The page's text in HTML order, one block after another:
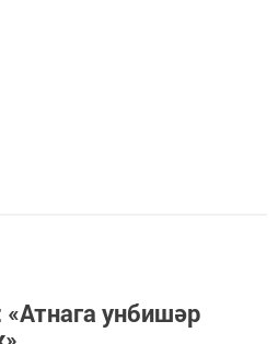
«Атнага унбишәр